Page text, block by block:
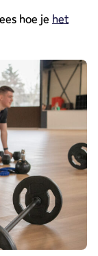
hoe je het